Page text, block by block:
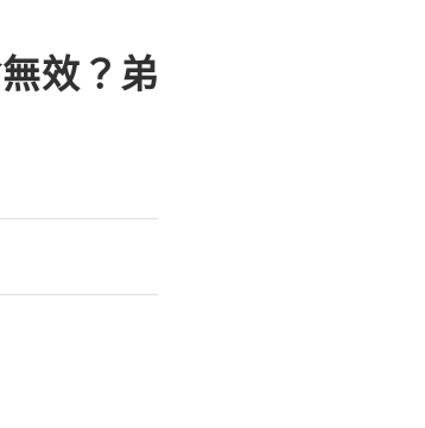
效？弟